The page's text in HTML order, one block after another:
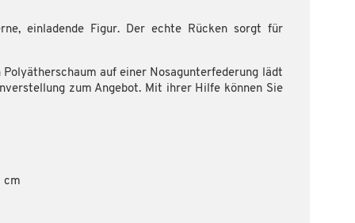
einladende Figur. Der echte Rücken sorgt für
auf einer Nosagunterfederung lädt
zum Angebot. Mit ihrer Hilfe können Sie
cm